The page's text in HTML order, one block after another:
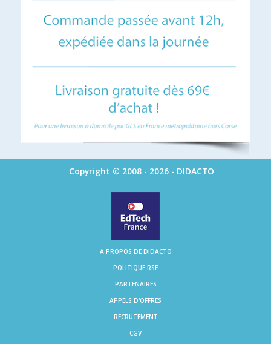
Copyright © 2008 - 2026 - DIDACTO
A PROPOS DE DIDACTO
POLITIQUE RSE
PARTENAIRES
APPELS D'OFFRES
RECRUTEMENT
CGV